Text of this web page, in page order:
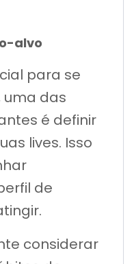
alvo
para se
das
é definir
lives. Isso
de
considerar